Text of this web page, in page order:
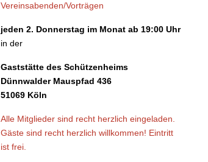
Vereinsabenden/Vorträgen
jeden 2. Donnerstag im Monat ab 19:00 Uhr
in der
Gaststätte des Schützenheims
Dünnwalder Mauspfad 436
51069 Köln
Alle Mitglieder sind recht herzlich eingeladen.
Gäste sind recht herzlich willkommen! Eintritt
ist frei.